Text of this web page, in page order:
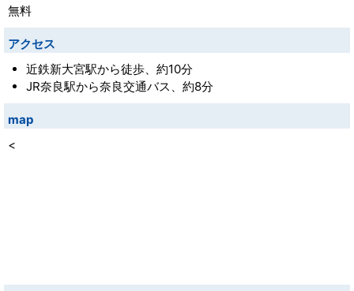
無料
アクセス
近鉄新大宮駅から徒歩、約10分
JR奈良駅から奈良交通バス、約8分
map
<